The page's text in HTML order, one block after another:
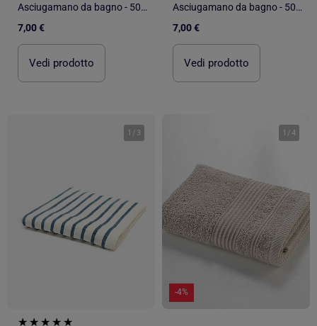
Asciugamano da bagno - 50 x 90 cm
7,00 €
Vedi prodotto
Asciugamano da bagno - 50 x 90 cm
7,00 €
Vedi prodotto
1 / 3 1 /4
-4%